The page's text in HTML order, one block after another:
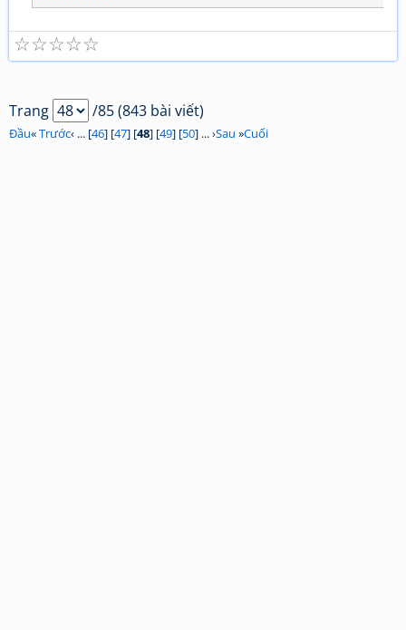
☆
☆
☆
☆
☆
Trang /85 (843 bài viết)
Đầu«Trước‹ ... [46] [47] [48] [49] [50] ... ›Sau »Cuối